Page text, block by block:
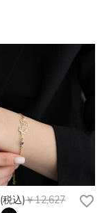
(税込)￥12,627